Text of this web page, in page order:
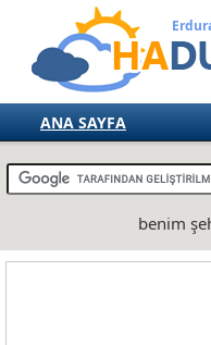
ANA SAYFA
TÜRKİYE
AVRUPA
benim